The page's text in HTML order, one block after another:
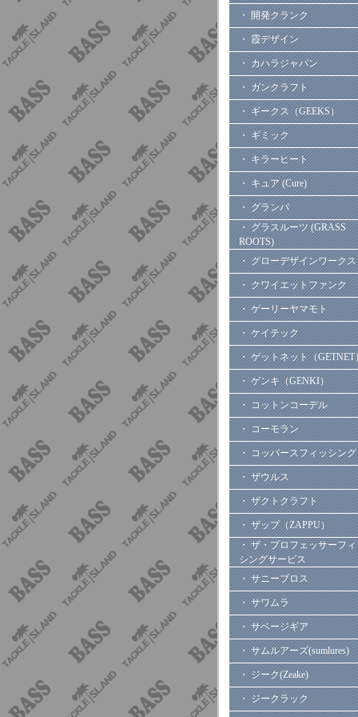
・ 開発クランク
・ 霞デザイン
・ カハラジャパン
・ ガンクラフト
・ ギークス（GEEKS）
・ ギミック
・ キラーヒート
・ キュア (Cure)
・ グランパ
・ グラスルーツ (GRASS
ROOTS)
・ グローデザインワークス
・ クワイエットファンク
・ ゲーリーヤマモト
・ ケイテック
・ ゲットネット（GETNET
・ ゲンキ（GENKI）
・ コットンコーデル
・ コーモラン
・ コッパースフィッシング
・ ザウルス
・ ザクトクラフト
・ ザップ（ZAPPU）
・ ザ・プロフェッサーフ
シングサービス
・ サニーブロス
・ サワムラ
・ サベージギア
・ サムルアーズ(sumlures)
・ ジーク(Zeake)
・ ジークラック